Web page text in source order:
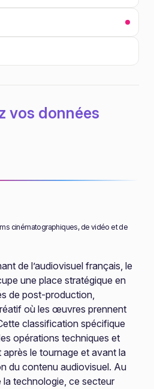
vos données
cinématographiques, de vidéo et de
de l’audiovisuel français, le
une place stratégique en
de post-production,
où les œuvres prennent
classification spécifique
opérations techniques et
le tournage et avant la
du contenu audiovisuel. Au
la technologie, ce secteur